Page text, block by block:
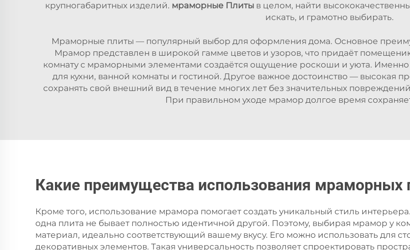
крупногабаритных изделий. мраморные Плиты в целом, найти
искать, и грамотно выбирать.
Мраморные плиты — популярный выбор для оформления дома. Основное
Мрамор представлен в широкой гамме цветов и узоров, что придаёт
комнату с мраморными элементами создаётся ощущение роскоши и уюта.
для кухни, ванной комнаты и гостиной. Другое важное достоинство — высокая
сохранять свой внешний вид в течение многих лет без значительных
При правильном уходе мрамор долгое время
Какие преимущества использования мраморных
Кроме того, использование мрамора помогает создать уникальный стиль
одна плита не бывает полностью идентичной другой. Поэтому, выбирая мрамор у
материал, идеально соответствующий вашему вкусу. Его можно использовать для
декоративных элементов. Такая универсальность позволяет спроектировать